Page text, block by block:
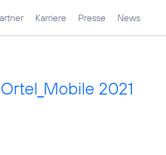
Karriere Presse News
2021